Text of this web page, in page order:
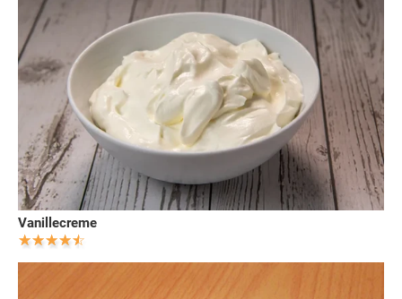
Vanillecreme